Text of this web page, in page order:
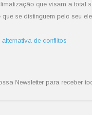
que visam a total
que se distinguem pelo seu
de conflitos
Newsletter para receber